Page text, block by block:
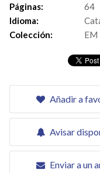
Páginas:
64
Idioma:
Colección:
EM
Añadir a
Avisar
Enviar a un